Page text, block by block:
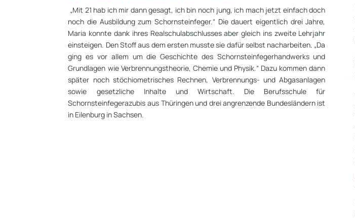
„Mit 21 hab ich mir dann gesagt, ich bin noch jung, ich mach jetzt einfach doch
noch die Ausbildung zum Schornsteinfeger.“ Die dauert eigentlich drei Jahre,
Maria konnte dank ihres Realschulabschlusses aber gleich ins zweite Lehrjahr
einsteigen. Den Stoff aus dem ersten musste sie dafür selbst nacharbeiten. „Da
ging es vor allem um die Geschichte des Schornsteinfegerhandwerks und
Grundlagen wie Verbrennungstheorie, Chemie und Physik.“ Dazu kommen dann
später noch stöchiometrisches Rechnen, Verbrennungs- und Abgasanlagen
sowie gesetzliche Inhalte und Wirtschaft. Die Berufsschule für
Schornsteinfegerazubis aus Thüringen und drei angrenzende Bundesländern ist
in Eilenburg in Sachsen.